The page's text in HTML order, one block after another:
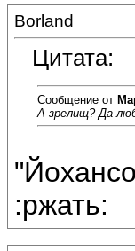
Borland
Цитата:
Сообщение от
А зрелищ? Да
:ржать: